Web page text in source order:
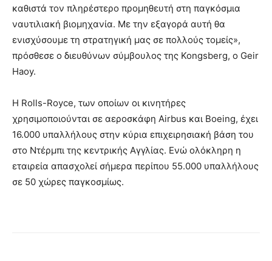
καθιστά τον πληρέστερο προμηθευτή στη παγκόσμια
ναυτιλιακή βιομηχανία. Με την εξαγορά αυτή θα
ενισχύσουμε τη στρατηγική μας σε πολλούς τομείς»,
πρόσθεσε ο διευθύνων σύμβουλος της Kongsberg, ο Geir
Haoy.
Η Rolls-Royce, των οποίων οι κινητήρες
χρησιμοποιούνται σε αεροσκάφη Airbus και Boeing, έχει
16.000 υπαλλήλους στην κύρια επιχειρησιακή βάση του
στο Ντέρμπι της κεντρικής Αγγλίας. Ενώ ολόκληρη η
εταιρεία απασχολεί σήμερα περίπου 55.000 υπαλλήλους
σε 50 χώρες παγκοσμίως.